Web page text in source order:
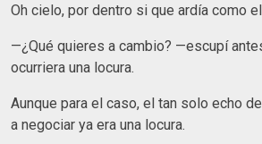
Oh cielo, por dentro si que ardía como
—¿Qué quieres a cambio? —escupí
ocurriera una locura.
Aunque para el caso, el tan solo echo
a negociar ya era una locura.